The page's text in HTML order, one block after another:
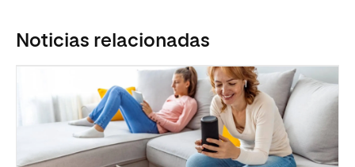
Noticias relacionadas